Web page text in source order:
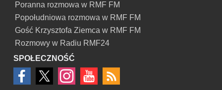
Poranna rozmowa w RMF FM
Popołudniowa rozmowa w RMF FM
Gość Krzysztofa Ziemca w RMF FM
Rozmowy w Radiu RMF24
SPOŁECZNOŚĆ